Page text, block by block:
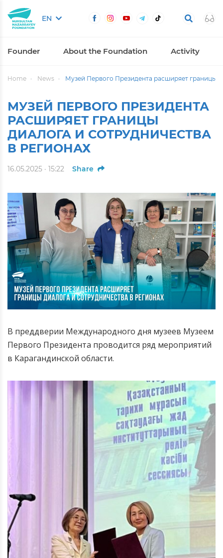
EN
Founder About the Foundation Activity
Home News Музей Первого Президента расширяет границы
МУЗЕЙ ПЕРВОГО ПРЕЗИДЕНТА
РАСШИРЯЕТ ГРАНИЦЫ
ДИАЛОГА И СОТРУДНИЧЕСТВА
В РЕГИОНАХ
16.05.2025 · 15:22 Share
В преддверии Международного дня музеев Музеем
Первого Президента проводится ряд мероприятий
в Карагандинской области.